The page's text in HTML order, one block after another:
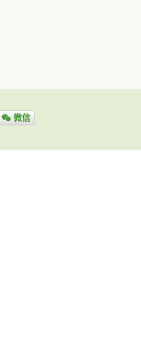
微信